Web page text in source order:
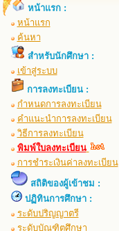
หน้าแรก :
หน้าแรก
ค้นหา
สำหรับนักศึกษา :
เข้าสู่ระบบ
การลงทะเบียน :
กำหนดการลงทะเบียน
คำแนะนำการลงทะเบียน
วิธีการลงทะเบียน
พิมพ์ใบลงทะเบียน
การชำระเงินค่าลงทะเบียน
สถิติของผู้เข้าชม :
ปฏิทินการศึกษา :
ระดับปริญญาตรี
ระดับบัณฑิตศึกษา